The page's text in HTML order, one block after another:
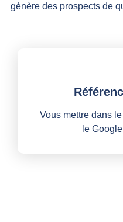
génère des prospects de
Vous mettre dans
le